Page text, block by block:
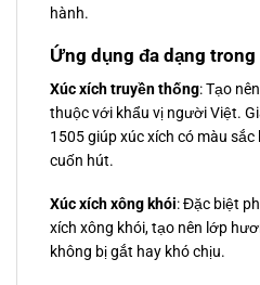
hành.
Ứng dụng đa dạng trong
Xúc xích truyền thống: Tạo
thuộc với khẩu vị người Việt.
1505 giúp xúc xích có màu
cuốn hút.
Xúc xích xông khói: Đặc biệt
xích xông khói, tạo nên lớp
không bị gắt hay khó chịu.